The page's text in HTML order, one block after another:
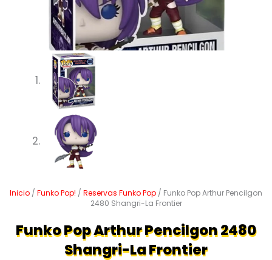
Inicio / Funko Pop! / Reservas Funko Pop / Funko Pop Arthur Pencilgon
2480 Shangri-La Frontier
Funko Pop Arthur Pencilgon 2480
Shangri-La Frontier